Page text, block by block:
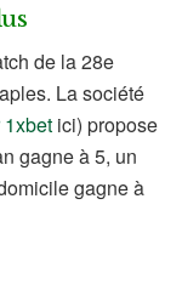
de la 28e
La société
ici) propose
gagne à 5, un
gagne à